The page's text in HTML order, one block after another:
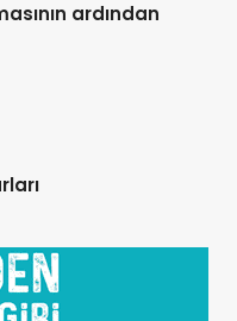
ardından